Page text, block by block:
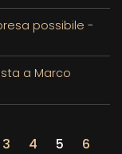
possibile -
a Marco
3 4 5
6